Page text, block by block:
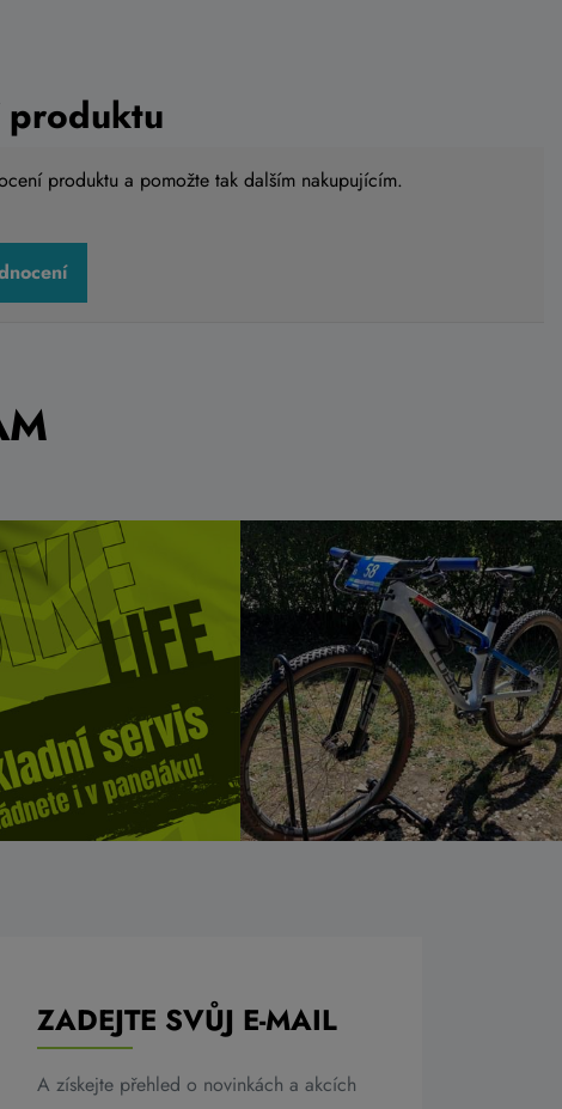
IB-HB4
produktu
produktu a pomožte tak dalším nakupujícím.
ZADEJTE SVŮJ E-MAIL
A získejte přehled o novinkách a akcích